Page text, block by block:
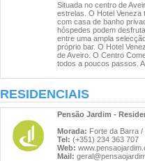
Situada no centro de
estrelas. O Hotel
com casa de banho
hóspedes podem
entre uma ampla
próprio bar. O Hotel
de Aveiro. O Centro
todos a poucos passos.
RESIDENCIAIS
Pensão Jardim -
Morada: Forte da Barra
Tel: (+351) 234 363 707
Web:
Mail: